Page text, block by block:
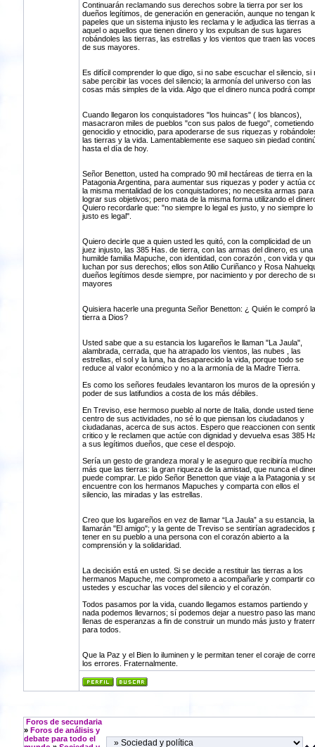
Continuarán reclamando sus derechos sobre la tierra por ser los
dueños legítimos, de generación en generación, aunque no tengan
papeles que un sistema injusto les reclama y le adjudica las tierras a
aquel o aquellos que tienen dinero y los expulsan de sus lugares
robándoles las tierras, las estrellas y los vientos que traen las voces
de sus mayores.
Es difícil comprender lo que digo, si no sabe escuchar el silencio, si
sabe percibir las voces del silencio; la armonía del universo con las
cosas más simples de la vida. Algo que el dinero nunca podrá
Cuando llegaron los conquistadores "los huincas" ( los blancos),
masacraron miles de pueblos "con sus palos de fuego", cometiendo
genocidio y etnocidio, para apoderarse de sus riquezas y
las tierras y la vida. Lamentablemente ese saqueo sin piedad
hasta el día de hoy.
Señor Benetton, usted ha comprado 90 mil hectáreas de tierra en la
Patagonia Argentina, para aumentar sus riquezas y poder y actúa
la misma mentalidad de los conquistadores; no necesita armas para
lograr sus objetivos; pero mata de la misma forma utilizando el
Quiero recordarle que: "no siempre lo legal es justo, y no siempre lo
justo es legal".
Quiero decirle que a quien usted les quitó, con la complicidad de un
juez injusto, las 385 Has. de tierra, con las armas del dinero, es una
humilde familia Mapuche, con identidad, con corazón , con vida y
luchan por sus derechos; ellos son Atilio Curiñanco y Rosa
dueños legítimos desde siempre, por nacimiento y por derecho de
mayores
Quisiera hacerle una pregunta Señor Benetton: ¿ Quién le compró la
tierra a Dios?
Usted sabe que a su estancia los lugareños le llaman "La Jaula",
alambrada, cerrada, que ha atrapado los vientos, las nubes , las
estrellas, el sol y la luna, ha desaparecido la vida, porque todo se
reduce al valor económico y no a la armonía de la Madre Tierra.
Es como los señores feudales levantaron los muros de la opresión
poder de sus latifundios a costa de los más débiles.
En Treviso, ese hermoso pueblo al norte de Italia, donde usted tiene
centro de sus actividades, no sé lo que piensan los ciudadanos y
ciudadanas, acerca de sus actos. Espero que reaccionen con
critico y le reclamen que actúe con dignidad y devuelva esas 385
a sus legítimos dueños, que cese el despojo.
Sería un gesto de grandeza moral y le aseguro que recibiría mucho
más que las tierras: la gran riqueza de la amistad, que nunca el
puede comprar. Le pido Señor Benetton que viaje a la Patagonia y
encuentre con los hermanos Mapuches y comparta con ellos el
silencio, las miradas y las estrellas.
Creo que los lugareños en vez de llamar “La Jaula” a su estancia, la
llamarán "El amigo"; y la gente de Treviso se sentirían agradecidos
tener en su pueblo a una persona con el corazón abierto a la
comprensión y la solidaridad.
La decisión está en usted. Si se decide a restituir las tierras a los
hermanos Mapuche, me comprometo a acompañarle y compartir
ustedes y escuchar las voces del silencio y el corazón.
Todos pasamos por la vida, cuando llegamos estamos partiendo y
nada podemos llevarnos; sí podemos dejar a nuestro paso las
llenas de esperanzas a fin de construir un mundo más justo y
para todos.
Que la Paz y el Bien lo iluminen y le permitan tener el coraje de
los errores. Fraternalmente.
Foros de secundaria
» Foros de análisis y
debate para todo el